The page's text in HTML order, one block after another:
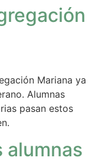
Mariana ya
Alumnas
pasan estos
alumnas